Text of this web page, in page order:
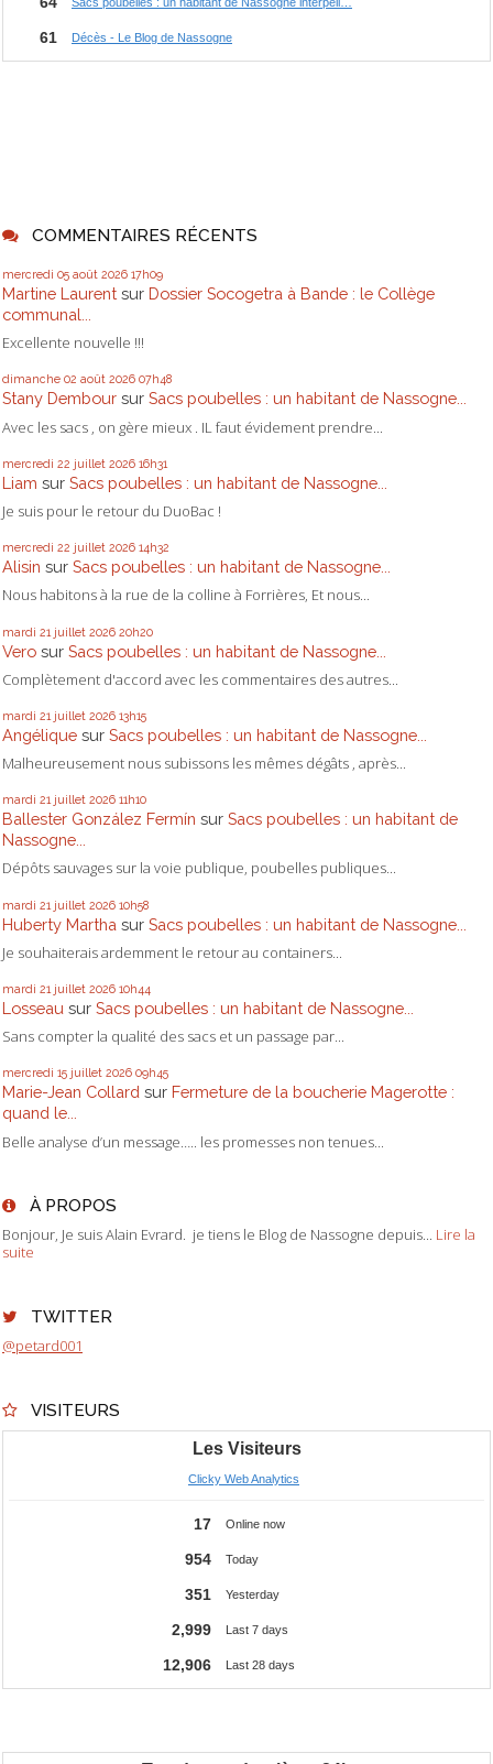
COMMENTAIRES RÉCENTS
mercredi 05 août 2026 17h09
Martine Laurent sur Dossier Socogetra à Bande : le Collège
communal...
Excellente nouvelle !!!
dimanche 02 août 2026 07h48
Stany Dembour sur Sacs poubelles : un habitant de Nassogne...
Avec les sacs , on gère mieux . IL faut évidement prendre...
mercredi 22 juillet 2026 16h31
Liam sur Sacs poubelles : un habitant de Nassogne...
Je suis pour le retour du DuoBac !
mercredi 22 juillet 2026 14h32
Alisin sur Sacs poubelles : un habitant de Nassogne...
Nous habitons à la rue de la colline à Forrières, Et nous...
mardi 21 juillet 2026 20h20
Vero sur Sacs poubelles : un habitant de Nassogne...
Complètement d'accord avec les commentaires des autres...
mardi 21 juillet 2026 13h15
Angélique sur Sacs poubelles : un habitant de Nassogne...
Malheureusement nous subissons les mêmes dégâts , après...
mardi 21 juillet 2026 11h10
Ballester González Fermín sur Sacs poubelles : un habitant de
Nassogne...
Dépôts sauvages sur la voie publique, poubelles publiques...
mardi 21 juillet 2026 10h58
Huberty Martha sur Sacs poubelles : un habitant de Nassogne...
Je souhaiterais ardemment le retour au containers...
mardi 21 juillet 2026 10h44
Losseau sur Sacs poubelles : un habitant de Nassogne...
Sans compter la qualité des sacs et un passage par...
mercredi 15 juillet 2026 09h45
Marie-Jean Collard sur Fermeture de la boucherie Magerotte :
quand le...
Belle analyse d’un message….. les promesses non tenues...
À PROPOS
Bonjour, Je suis Alain Evrard. je tiens le Blog de Nassogne depuis... Lire la
suite
TWITTER
@petard001
VISITEURS